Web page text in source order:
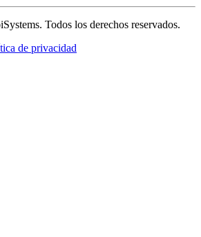
Todos los derechos reservados.
de privacidad